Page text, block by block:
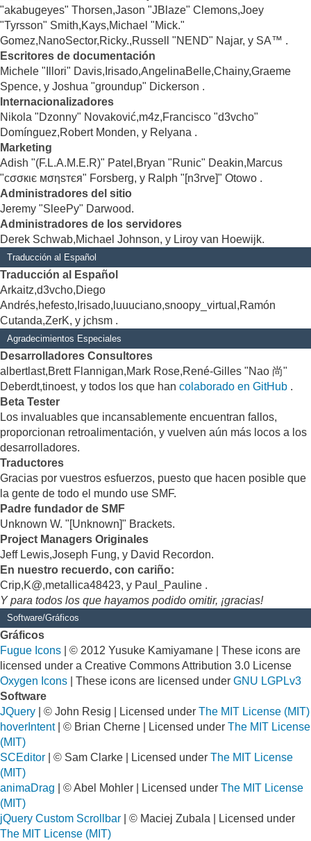
"akabugeyes" Thorsen,Jason "JBlaze" Clemons,Joey
"Tyrsson" Smith,Kays,Michael "Mick."
Gomez,NanoSector,Ricky.,Russell "NEND" Najar, y SA™ .
Escritores de documentación
Michele "Illori" Davis,Irisado,AngelinaBelle,Chainy,Graeme
Spence, y Joshua "groundup" Dickerson .
Internacionalizadores
Nikola "Dzonny" Novaković,m4z,Francisco "d3vcho"
Domínguez,Robert Monden, y Relyana .
Marketing
Adish "(F.L.A.M.E.R)" Patel,Bryan "Runic" Deakin,Marcus
"cσσкιє мσηѕтєя" Forsberg, y Ralph "[n3rve]" Otowo .
Administradores del sitio
Jeremy "SleePy" Darwood.
Administradores de los servidores
Derek Schwab,Michael Johnson, y Liroy van Hoewijk.
Traducción al Español
Traducción al Español
Arkaitz,d3vcho,Diego
Andrés,hefesto,Irisado,luuuciano,snoopy_virtual,Ramón
Cutanda,ZerK, y jchsm .
Agradecimientos Especiales
Desarrolladores Consultores
albertlast,Brett Flannigan,Mark Rose,René-Gilles "Nao 尚"
Deberdt,tinoest, y todos los que han colaborado en GitHub .
Beta Tester
Los invaluables que incansablemente encuentran fallos,
proporcionan retroalimentación, y vuelven aún más locos a los
desarrolladores.
Traductores
Gracias por vuestros esfuerzos, puesto que hacen posible que
la gente de todo el mundo use SMF.
Padre fundador de SMF
Unknown W. "[Unknown]" Brackets.
Project Managers Originales
Jeff Lewis,Joseph Fung, y David Recordon.
En nuestro recuerdo, con cariño:
Crip,K@,metallica48423, y Paul_Pauline .
Y para todos los que hayamos podido omitir, ¡gracias!
Software/Gráficos
Gráficos
Fugue Icons | © 2012 Yusuke Kamiyamane | These icons are
licensed under a Creative Commons Attribution 3.0 License
Oxygen Icons | These icons are licensed under GNU LGPLv3
Software
JQuery | © John Resig | Licensed under The MIT License (MIT)
hoverIntent| © Brian Cherne | Licensed under The MIT License
(MIT)
SCEditor | © Sam Clarke | Licensed under The MIT License
(MIT)
animaDrag | © Abel Mohler | Licensed under The MIT License
(MIT)
jQuery Custom Scrollbar | © Maciej Zubala | Licensed under
The MIT License (MIT)